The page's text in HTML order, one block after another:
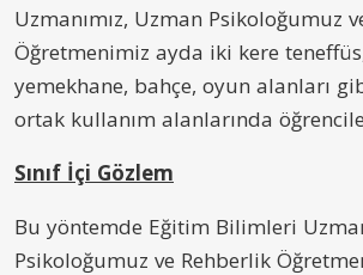
Uzmanımız, Uzman Psikoloğumuz
Öğretmenimiz ayda iki kere
yemekhane, bahçe, oyun alanları
ortak kullanım alanlarında
Sınıf İçi Gözlem
Bu yöntemde Eğitim Bilimleri
Psikoloğumuz ve Rehberlik